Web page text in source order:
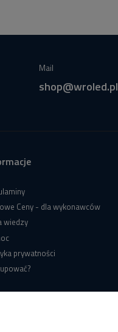
Mail
shop@wroled.pl
Ceny - dla wykonawców
wiedzy
prywatności